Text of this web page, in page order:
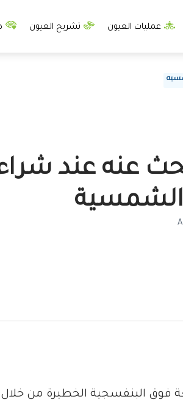
عمليات العيون تشريح العيون
عنه عند
الشمسية
فوق البنفسجية الخطيرة من